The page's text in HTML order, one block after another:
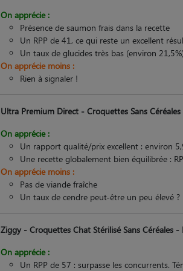
On apprécie :
Présence de saumon frais dans la recette
Un RPP de 41, ce qui reste un excellent
Un taux de glucides très bas (environ
On apprécie moins :
Rien à signaler !
Ultra Premium Direct - Croquettes Sans
On apprécie :
Un rapport qualité/prix excellent : environ
Une recette globalement bien équilibrée :
On apprécie moins :
Pas de viande fraîche
Un taux de cendre peut-être un peu élevé ?
Ziggy - Croquettes Chat Stérilisé Sans Céréales -
On apprécie :
Un RPP de 57 : surpasse les concurrents.